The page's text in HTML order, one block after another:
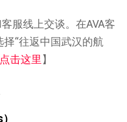
服线上交谈。在AVA客
择“往返中国武汉的航
点击这里 】